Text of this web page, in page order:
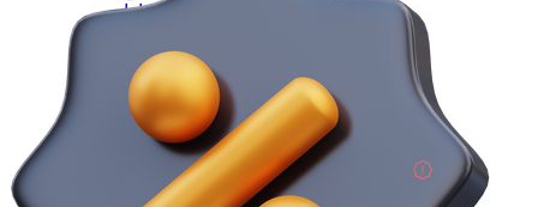
دیزل ژنزاتور 1100 کاوا
دیزل ژنزاتور 1400 کاوا
همه دیزل ژنراتور
همه ماشین آلات صنعتی
همه محصولات